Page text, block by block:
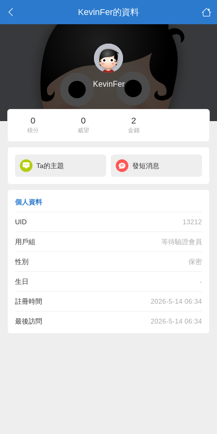
KevinFer的資料
KevinFer
0
積分
0
威望
2
金錢
Ta的主題 發短消息
個人資料
UID 13212
用戶組 等待驗證會員
性別 保密
生日 -
註冊時間 2026-5-14 06:34
最後訪問 2026-5-14 06:34